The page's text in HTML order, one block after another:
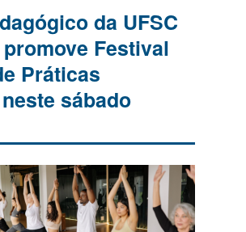
da UFSC
Festival
Práticas
sábado